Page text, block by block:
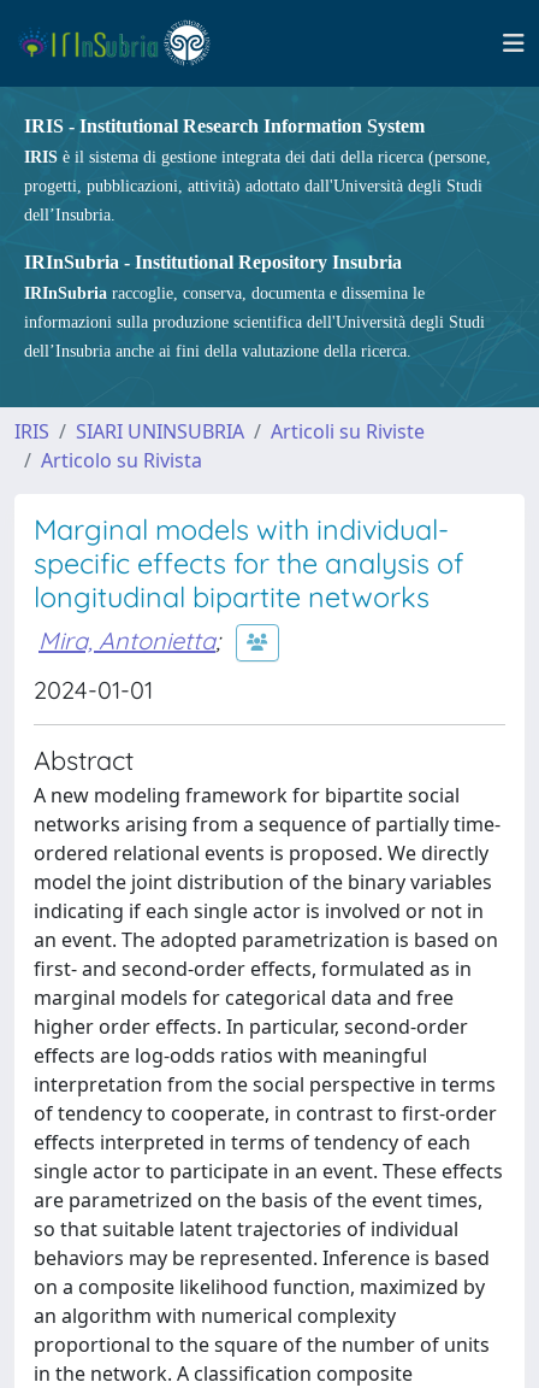
IRIS - Institutional Research Information System
IRIS è il sistema di gestione integrata dei dati della ricerca (persone,
progetti, pubblicazioni, attività) adottato dall'Università degli Studi
dell’Insubria.
IRInSubria - Institutional Repository Insubria
IRInSubria raccoglie, conserva, documenta e dissemina le
informazioni sulla produzione scientifica dell'Università degli Studi
dell’Insubria anche ai fini della valutazione della ricerca.
IRIS SIARI UNINSUBRIA
Articoli su Riviste
Articolo su Rivista
Marginal models with individual-
specific effects for the analysis of
longitudinal bipartite networks
Mira, Antonietta;
2024-01-01
Abstract
A new modeling framework for bipartite social
networks arising from a sequence of partially time-
ordered relational events is proposed. We directly
model the joint distribution of the binary variables
indicating if each single actor is involved or not in
an event. The adopted parametrization is based on
first- and second-order effects, formulated as in
marginal models for categorical data and free
higher order effects. In particular, second-order
effects are log-odds ratios with meaningful
interpretation from the social perspective in terms
of tendency to cooperate, in contrast to first-order
effects interpreted in terms of tendency of each
single actor to participate in an event. These effects
are parametrized on the basis of the event times,
so that suitable latent trajectories of individual
behaviors may be represented. Inference is based
on a composite likelihood function, maximized by
an algorithm with numerical complexity
proportional to the square of the number of units
in the network. A classification composite